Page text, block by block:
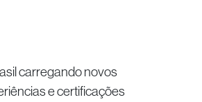
carregando novos
e certificações